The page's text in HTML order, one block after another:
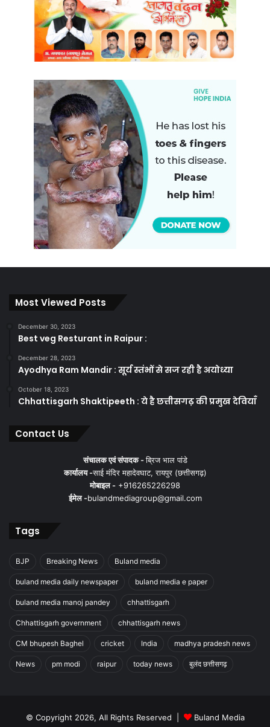
Most Viewed Posts
December 30, 2023
Best veg Resturant in Raipur :
December 28, 2023
Ayodhya Ram Mandir : सूर्य स्तंभों से सज रही है अयोध्या
October 18, 2023
Chhattisgarh Shaktipeeth : ये है छत्तीसगढ़ की प्रमुख देवियाँ
Contact Us
संचालक एवं संपादक -ब्रिज भाल पांडे
कार्यालय -साई मंदिर महादेवघाट, रायपुर (छत्तीसगढ़)
मोबाइल - +916265226298
ईमेल -bulandmediagroup@gmail.com
Tags
BJP Breaking News Buland media
buland media daily newspaper buland media e paper
buland media manoj pandey chhattisgarh
Chhattisgarh government chhattisgarh news
CM bhupesh Baghel cricket India madhya pradesh news
News pm modi raipur today news बुलंद छत्तीसगढ़
© Copyright 2026, All Rights Reserved | Buland Media